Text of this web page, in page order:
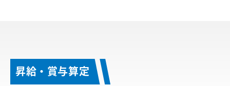
昇給・賞与算定